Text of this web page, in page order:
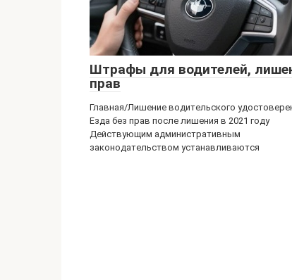
Штрафы для водителей,
прав
Главная/Лишение водительского
Езда без прав после лишения в 2021 году
Действующим административным
законодательством устанавливаются